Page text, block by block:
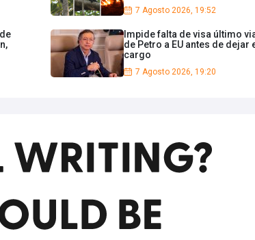
7 Agosto 2026, 19:52
Impide falta de visa último
de Petro a EU antes de dejar
cargo
7 Agosto 2026, 19:20